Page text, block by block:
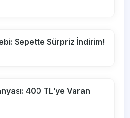
Sepette Sürpriz İndirim!
400 TL'ye Varan